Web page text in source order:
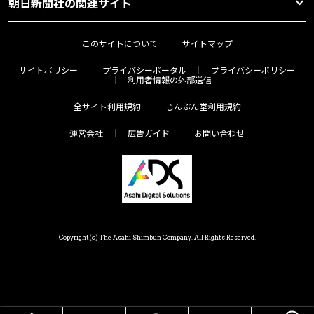
このサイトについて サイトマップ
サイトポリシー プライバシーポータル
プライバシーポリシー
利用者情報の外部送信
全サイト利用規約 じんぶん堂利用規約
運営会社 広告ガイド お問い合わせ
Copyright(c) The Asahi Shimbun Company. All Rights Reserved.